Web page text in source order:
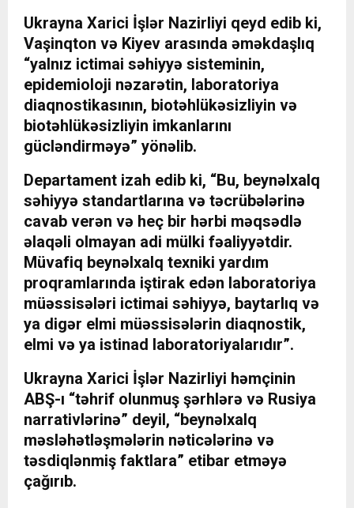
Ukrayna Xarici İşlər Nazirliyi qeyd edib ki,
Vaşinqton və Kiyev arasında əməkdaşlıq
“yalnız ictimai səhiyyə sisteminin,
epidemioloji nəzarətin, laboratoriya
diaqnostikasının, biotəhlükəsizliyin və
biotəhlükəsizliyin imkanlarını
gücləndirməyə” yönəlib.
Departament izah edib ki, “Bu, beynəlxalq
səhiyyə standartlarına və təcrübələrinə
cavab verən və heç bir hərbi məqsədlə
əlaqəli olmayan adi mülki fəaliyyətdir.
Müvafiq beynəlxalq texniki yardım
proqramlarında iştirak edən laboratoriya
müəssisələri ictimai səhiyyə, baytarlıq və
ya digər elmi müəssisələrin diaqnostik,
elmi və ya istinad laboratoriyalarıdır”.
Ukrayna Xarici İşlər Nazirliyi həmçinin
ABŞ-ı “təhrif olunmuş şərhlərə və Rusiya
narrativlərinə” deyil, “beynəlxalq
məsləhətləşmələrin nəticələrinə və
təsdiqlənmiş faktlara” etibar etməyə
çağırıb.